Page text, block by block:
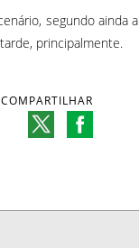
segundo ainda a
principalmente.
COMPARTILHAR